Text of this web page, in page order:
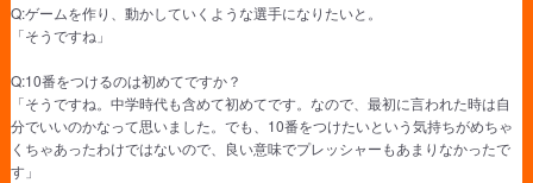
Q:ゲームを作り、動かしていくような選手になりたいと。
「そうですね」
Q:10番をつけるのは初めてですか？
「そうですね。中学時代も含めて初めてです。なので、最初に言われた時は自
分でいいのかなって思いました。でも、10番をつけたいという気持ちがめちゃ
くちゃあったわけではないので、良い意味でプレッシャーもあまりなかったで
す」